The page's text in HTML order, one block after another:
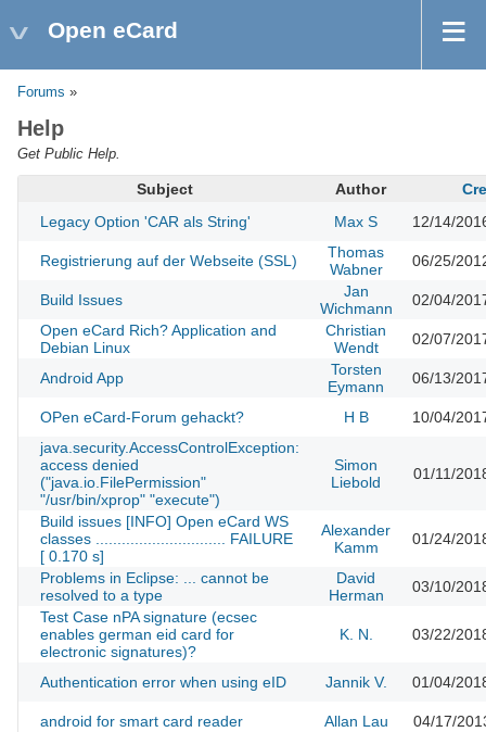
Open eCard
Forums »
Help
Get Public Help.
Subject Author
Legacy Option 'CAR als String'
Max S 12/14/
Registrierung auf der Webseite (SSL)
Thomas
Wabner
06/25/
Build Issues
Jan
Wichmann
02/04/
Open eCard Rich? Application and
Debian Linux
Christian
Wendt
02/07/
Android App
Torsten
Eymann
06/13/
OPen eCard-Forum gehackt? H B
10/04/
java.security.AccessControlException:
access denied
("java.io.FilePermission"
"/usr/bin/xprop" "execute")
Simon
Liebold
01/11/
Build issues [INFO] Open eCard WS
classes .............................. FAILURE
[ 0.170 s]
Alexander
Kamm
01/24/
Problems in Eclipse: ... cannot be
resolved to a type
David
Herman
03/10/
Test Case nPA signature (ecsec
enables german eid card for
electronic signatures)?
K. N. 03/22/
Authentication error when using eID Jannik V. 01/04/
android for smart card reader Allan Lau
04/17/